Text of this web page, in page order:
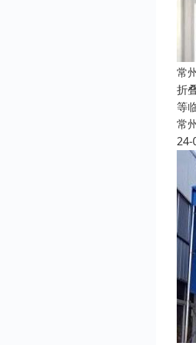
常
折
等
常
24-